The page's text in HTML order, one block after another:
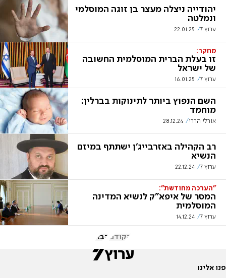
יהודייה ניצלה מעצר בן זוגה המוסלמי
ונמלטה
ערוץ 7 22.01.25
מחקר:
זו בעלת הברית המוסלמית החשובה
של ישראל
ערוץ 7 16.01.25
השם הנפוץ ביותר לתינוקות בברלין:
מוחמד
אורלי הררי 28.12.24
רב הקהילה באזרבייג'ן ישתתף במיזם
הנשיא
ערוץ 7 22.12.24
"הערכה מחודשת":
המסר של איפא"ק לנשיא המדינה
המוסלמית
ערוץ 7 14.12.24
הקודם הבא
פנו אלינו